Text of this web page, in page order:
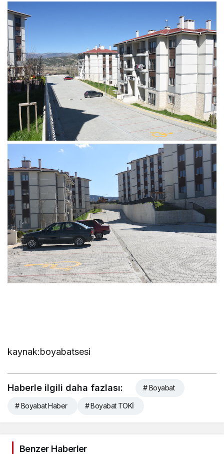
kaynak:boyabatsesi
Haberle ilgili daha fazlası: # Boyabat
# Boyabat Haber # Boyabat TOKİ
Benzer Haberler